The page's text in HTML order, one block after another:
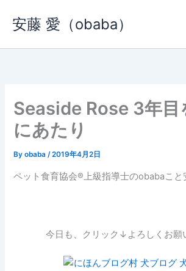
ス
安藤 愛（obaba）
Seaside Rose 3年目
にあたり
Byobaba/2019年4月2日
ペット食育協会®︎上級指導士のobabaこと
今日も、クリック↓よろしくお